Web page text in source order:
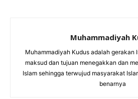
Muhammadiyah
Muhammadiyah Kudus adalah gerakan
maksud dan tujuan menegakkan dan
Islam sehingga terwujud masyarakat
benarnya